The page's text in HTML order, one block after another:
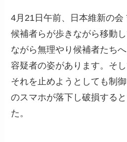
4月21日午前、日本維新の会
候補者らが歩きながら移動
ながら無理やり候補者たち
容疑者の姿があります。そ
それを止めようとしても制
のスマホが落下し破損する
た。